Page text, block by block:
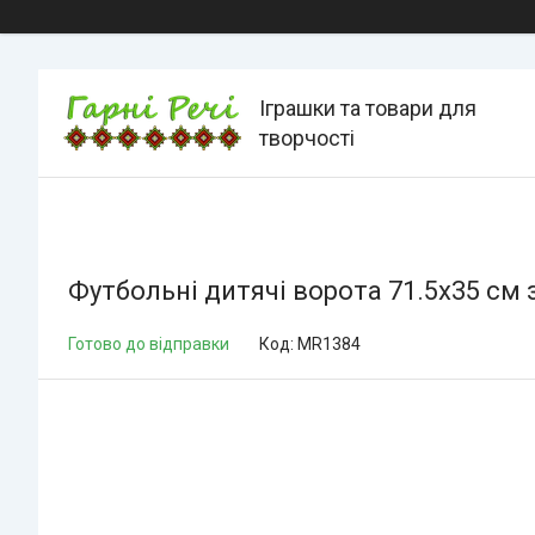
Іграшки та товари для
творчості
Футбольні дитячі ворота 71.5х35
Готово до відправки Код: MR1384